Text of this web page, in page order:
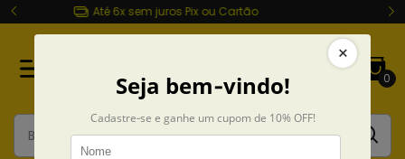
Entrega rápida Todo Brasil
0